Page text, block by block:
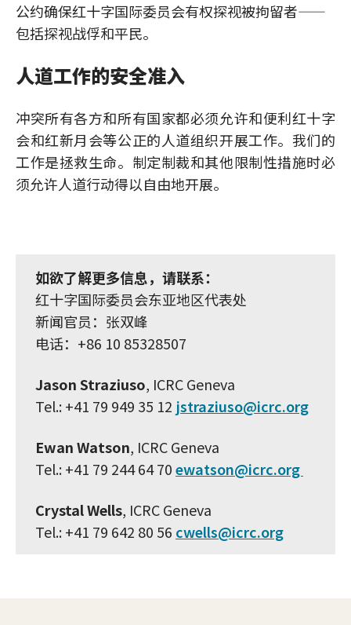
公约确保红十字国际委员会有权探视被拘留者——
包括探视战俘和平民。
人道工作的安全准入
冲突所有各方和所有国家都必须允许和便利红十字
会和红新月会等公正的人道组织开展工作。我们的
工作是拯救生命。制定制裁和其他限制性措施时必
须允许人道行动得以自由地开展。
如欲了解更多信息，请联系：
红十字国际委员会东亚地区代表处
新闻官员：张双峰
电话：+86 10 85328507
Jason Straziuso, ICRC Geneva
Tel.: +41 79 949 35 12 jstraziuso@icrc.org
Ewan Watson, ICRC Geneva
Tel.: +41 79 244 64 70ewatson@icrc.org
Crystal Wells, ICRC Geneva
Tel.: +41 79 642 80 56 cwells@icrc.org